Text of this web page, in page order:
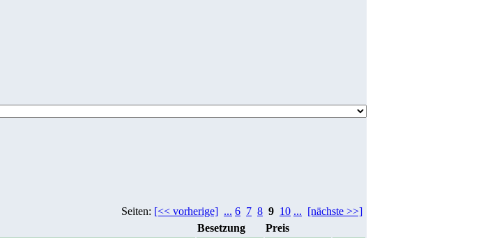
Seiten: [<< vorherige] ... 6 7 8 9 10 ... [nächste >>]
Besetzung
Preis